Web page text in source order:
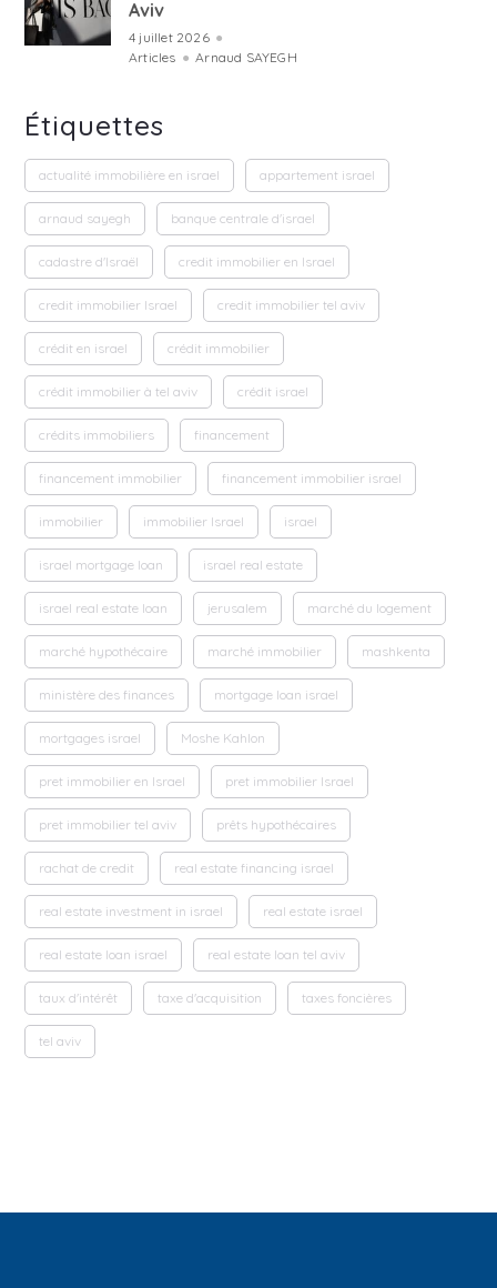
Aviv
4 juillet 2026 ●
Articles ● Arnaud SAYEGH
Étiquettes
actualité immobilière en israel appartement israel
arnaud sayegh banque centrale d'israel
cadastre d'Israël credit immobilier en Israel
credit immobilier Israel credit immobilier tel aviv
crédit en israel crédit immobilier
crédit immobilier à tel aviv crédit israel
crédits immobiliers financement
financement immobilier financement immobilier israel
immobilier immobilier Israel israel
israel mortgage loan israel real estate
israel real estate loan jerusalem marché du logement
marché hypothécaire marché immobilier mashkenta
ministère des finances mortgage loan israel
mortgages israel Moshe Kahlon
pret immobilier en Israel pret immobilier Israel
pret immobilier tel aviv prêts hypothécaires
rachat de credit real estate financing israel
real estate investment in israel real estate israel
real estate loan israel real estate loan tel aviv
taux d'intérêt taxe d'acquisition taxes foncières
tel aviv